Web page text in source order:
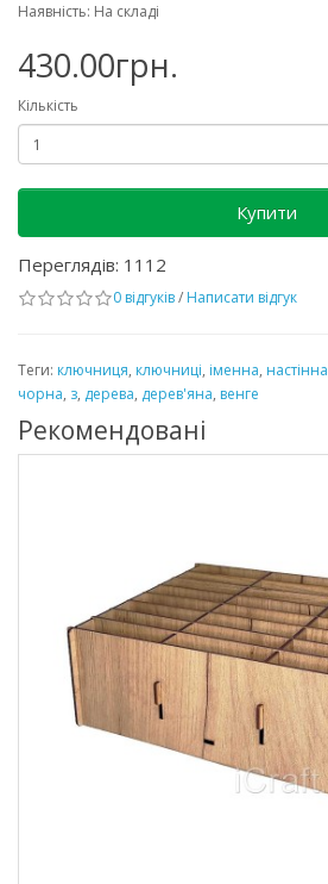
Наявність: На складі
430.00грн.
Кількість
Купити
Переглядів: 1112
0 відгуків/ Написати відгук
Теги: ключниця, ключниці, іменна, настінна
чорна, з, дерева, дерев'яна, венге
Рекомендовані